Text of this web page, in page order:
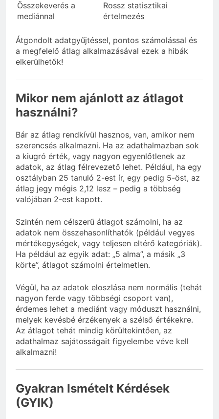
Összekeverés a
mediánnal
Rossz statisztikai
értelmezés
Átgondolt adatgyűjtéssel, pontos számolással és
a megfelelő átlag alkalmazásával ezek a hibák
elkerülhetők!
Mikor nem ajánlott az átlagot
használni?
Bár az átlag rendkívül hasznos, van, amikor nem
szerencsés alkalmazni. Ha az adathalmazban sok
a kiugró érték, vagy nagyon egyenlőtlenek az
adatok, az átlag félrevezető lehet. Például, ha egy
osztályban 25 tanuló 2-est ír, egy pedig 5-öst, az
átlag jegy mégis 2,12 lesz – pedig a többség
valójában 2-est kapott.
Szintén nem célszerű átlagot számolni, ha az
adatok nem összehasonlíthatók (például vegyes
mértékegységek, vagy teljesen eltérő kategóriák).
Ha például az egyik adat: „5 alma”, a másik „3
körte”, átlagot számolni értelmetlen.
Végül, ha az adatok eloszlása nem normális (tehát
nagyon ferde vagy többségi csoport van),
érdemes lehet a mediánt vagy móduszt használni,
melyek kevésbé érzékenyek a szélső értékekre.
Az átlagot tehát mindig körültekintően, az
adathalmaz sajátosságait figyelembe véve kell
alkalmazni!
Gyakran Ismételt Kérdések
(GYIK)